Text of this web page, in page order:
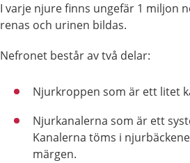
I varje njure finns ungefär 1 miljon
renas och urinen bildas.
Nefronet består av två delar:
Njurkroppen som är ett litet
Njurkanalerna som är ett
Kanalerna töms i
märgen.